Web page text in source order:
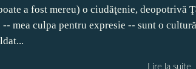
a fost mereu) o ciudăţenie, deopotrivă
mea culpa pentru expresie -- sunt o
Lire la suite